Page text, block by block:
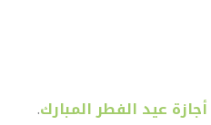
أجازة عيد الفطر المبارك.